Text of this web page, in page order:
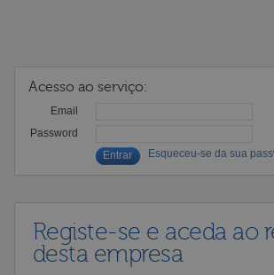
Acesso ao serviço:
Email
Password
Esqueceu-se da sua
Registe-se e aceda ao
desta empresa